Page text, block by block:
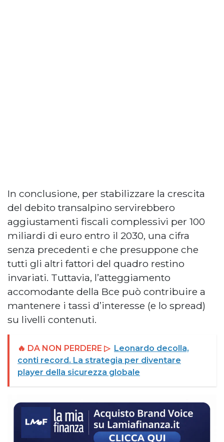
In conclusione, per stabilizzare la crescita
del debito transalpino servirebbero
aggiustamenti fiscali complessivi per 100
miliardi di euro entro il 2030, una cifra
senza precedenti e che presuppone che
tutti gli altri fattori del quadro restino
invariati. Tuttavia, l’atteggiamento
accomodante della Bce può contribuire a
mantenere i tassi d’interesse (e lo spread)
su livelli contenuti.
🔥 DA NON PERDERE ▷ Leonardo decolla,
conti record. La strategia per diventare
player della sicurezza globale